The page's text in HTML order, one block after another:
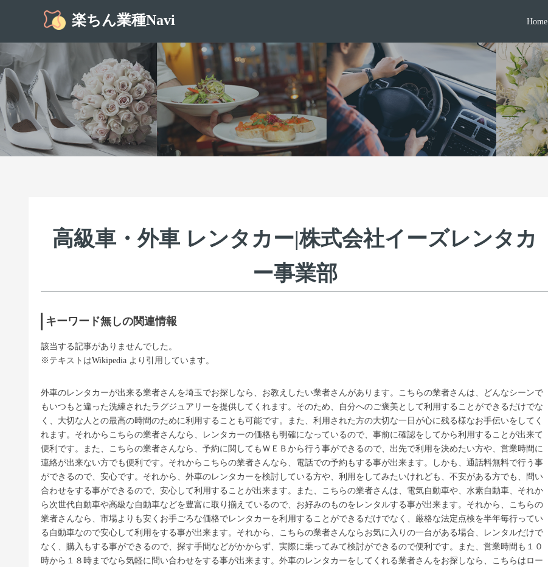
楽ちん業種Navi Home
高級車・外車 レンタカー|株式会社イーズレンタカ
ー事業部
キーワード無しの関連情報
該当する記事がありませんでした。
※テキストはWikipedia より引用しています。
外車のレンタカーが出来る業者さんを埼玉でお探しなら、お教えしたい業者さんがあります。こちらの業者さんは、どんなシーンで
もいつもと違った洗練されたラグジュアリーを提供してくれます。そのため、自分へのご褒美として利用することができるだけでな
く、大切な人との最高の時間のために利用することも可能です。また、利用された方の大切な一日が心に残る様なお手伝いをしてく
れます。それからこちらの業者さんなら、レンタカーの価格も明確になっているので、事前に確認をしてから利用することが出来て
便利です。また、こちらの業者さんなら、予約に関してもＷＥＢから行う事ができるので、出先で利用を決めたい方や、営業時間に
連絡が出来ない方でも便利です。それからこちらの業者さんなら、電話での予約もする事が出来ます。しかも、通話料無料で行う事
ができるので、安心です。それから、外車のレンタカーを検討している方や、利用をしてみたいけれども、不安がある方でも、問い
合わせをする事ができるので、安心して利用することが出来ます。また、こちらの業者さんは、電気自動車や、水素自動車、それか
ら次世代自動車や高級な自動車などを豊富に取り揃えているので、お好みのものをレンタルする事が出来ます。それから、こちらの
業者さんなら、市場よりも安くお手ごろな価格でレンタカーを利用することができるだけでなく、厳格な法定点検を半年毎行ってい
る自動車なので安心して利用をする事が出来ます。それから、こちらの業者さんならお気に入りの一台がある場合、レンタルだけで
なく、購入もする事ができるので、探す手間などがかからず、実際に乗ってみて検討ができるので便利です。また、営業時間も１０
時から１８時までなら気軽に問い合わせをする事が出来ます。外車のレンタカーをしてくれる業者さんをお探しなら、こちらはロー